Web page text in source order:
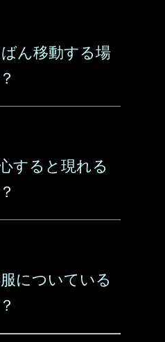
ん移動する場
すると現れる
についている